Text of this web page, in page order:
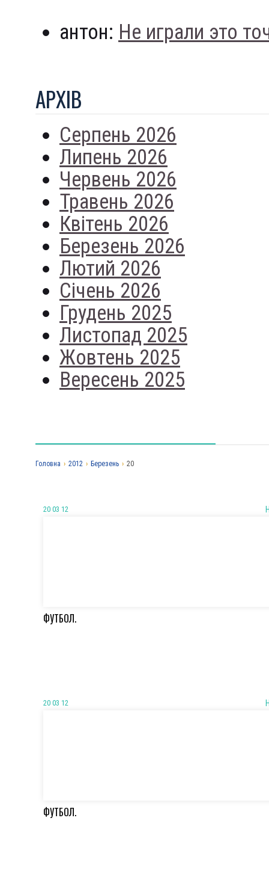
антон: Не играли это
АРХIВ
Серпень 2026
Липень 2026
Червень 2026
Травень 2026
Квітень 2026
Березень 2026
Лютий 2026
Січень 2026
Грудень 2025
Листопад 2025
Жовтень 2025
Вересень 2025
Головна › 2012 › Березень › 20
20 03 12
ФУТБОЛ.
20 03 12
ФУТБОЛ.